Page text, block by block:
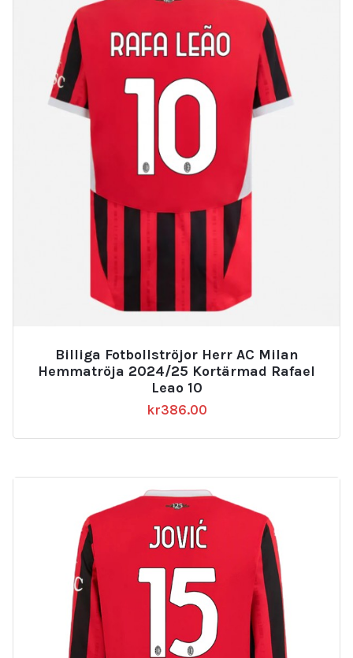
Billiga Fotbollströjor Herr AC Milan
Hemmatröja 2024/25 Kortärmad Rafael
Leao 10
kr386.00